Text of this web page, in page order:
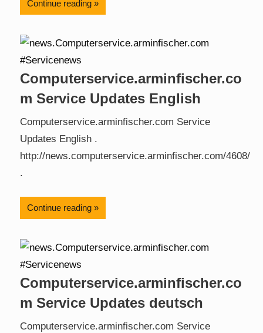
Continue reading
Computerservice.arminfischer.co
m Service Updates English
Computerservice.arminfischer.com Service
Updates English .
http://news.computerservice.arminfischer.com/4608/
.
Continue reading
Computerservice.arminfischer.co
m Service Updates deutsch
Computerservice.arminfischer.com Service